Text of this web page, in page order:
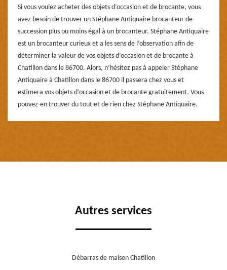
Si vous voulez acheter des objets d’occasion et de brocante, vous
avez besoin de trouver un Stéphane Antiquaire brocanteur de
succession plus ou moins égal à un brocanteur. Stéphane Antiquaire
est un brocanteur curieux et a les sens de l’observation afin de
déterminer la valeur de vos objets d’occasion et de brocante à
Chatillon dans le 86700. Alors, n’hésitez pas à appeler Stéphane
Antiquaire à Chatillon dans le 86700 il passera chez vous et
estimera vos objets d’occasion et de brocante gratuitement. Vous
pouvez-en trouver du tout et de rien chez Stéphane Antiquaire.
Autres services
Débarras de maison Chatillon